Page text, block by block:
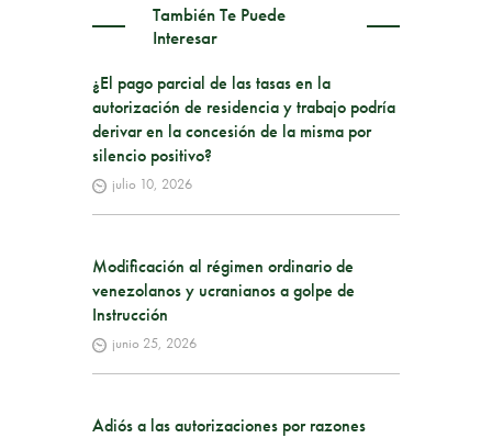
También Te Puede
Interesar
¿El pago parcial de las tasas en la
autorización de residencia y trabajo podría
derivar en la concesión de la misma por
silencio positivo?
julio 10, 2026
Modificación al régimen ordinario de
venezolanos y ucranianos a golpe de
Instrucción
junio 25, 2026
Adiós a las autorizaciones por razones